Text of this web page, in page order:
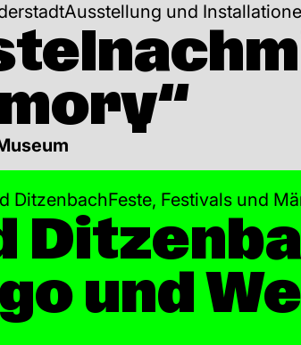
Ausstellung und
DitzenbachFeste, Festivals und
und